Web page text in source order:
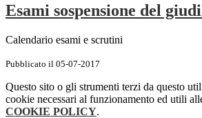
Esami sospensione del
Calendario esami e scrutini
Pubblicato il 05-07-2017
Questo sito o gli strumenti terzi da questo
cookie necessari al funzionamento ed utili
COOKIE POLICY.